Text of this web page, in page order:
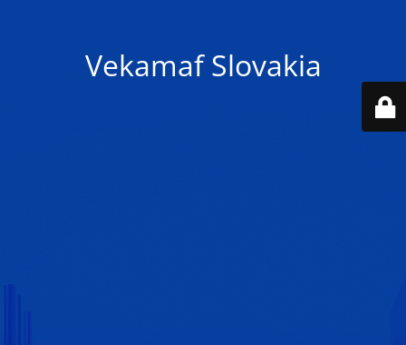
Vekamaf Slovakia